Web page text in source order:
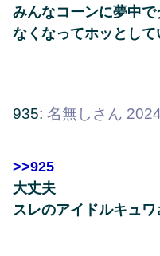
みんなコーンに夢中
なくなってホッとして
935: 名無しさん
>>925
大丈夫
スレのアイドルキュ